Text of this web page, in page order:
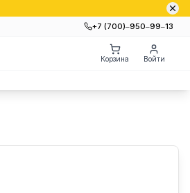
+7 (700)‒950‒99‒13
Корзина Войти